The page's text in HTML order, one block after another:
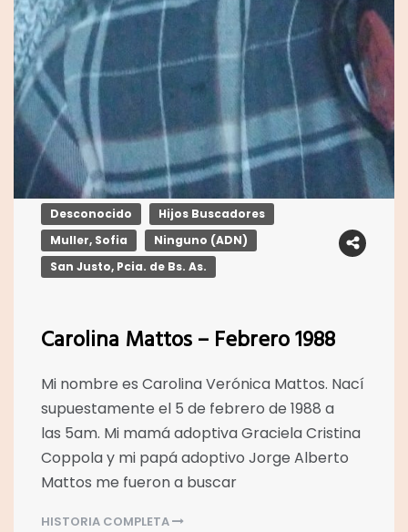
Desconocido
Hijos Buscadores
Muller, Sofia
Ninguno (ADN)
San Justo, Pcia. de Bs. As.
Carolina Mattos – Febrero 1988
Mi nombre es Carolina Verónica Mattos. Nací
supuestamente el 5 de febrero de 1988 a
las 5am. Mi mamá adoptiva Graciela Cristina
Coppola y mi papá adoptivo Jorge Alberto
Mattos me fueron a buscar
HISTORIA COMPLETA